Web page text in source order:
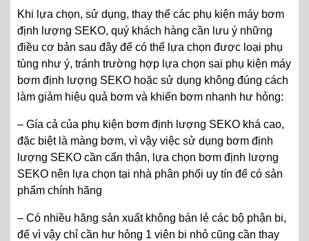
Khi lựa chọn, sử dụng, thay thế các phụ kiện máy bơm
định lượng SEKO, quý khách hàng cần lưu ý những
điều cơ bản sau đây để có thể lựa chọn được loại phụ
tùng như ý, tránh trường hợp lựa chọn sai phụ kiện máy
bơm định lượng SEKO hoặc sử dụng không đúng cách
làm giảm hiệu quả bơm và khiến bơm nhanh hư hỏng:
– Gía cả của phụ kiện bơm định lượng SEKO khá cao,
đặc biệt là màng bơm, vì vậy việc sử dụng bơm định
lượng SEKO cần cẩn thận, lựa chọn bơm định lượng
SEKO nên lựa chọn tại nhà phân phối uy tín để có sản
phẩm chính hãng
– Có nhiều hãng sản xuất không bán lẻ các bộ phận bi,
đế vì vậy chỉ cần hư hỏng 1 viên bi nhỏ cũng cần thay